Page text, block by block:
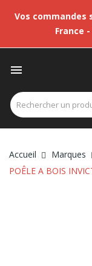
Vos commandes
France -

Accueil Marques
POÊLE A BOIS